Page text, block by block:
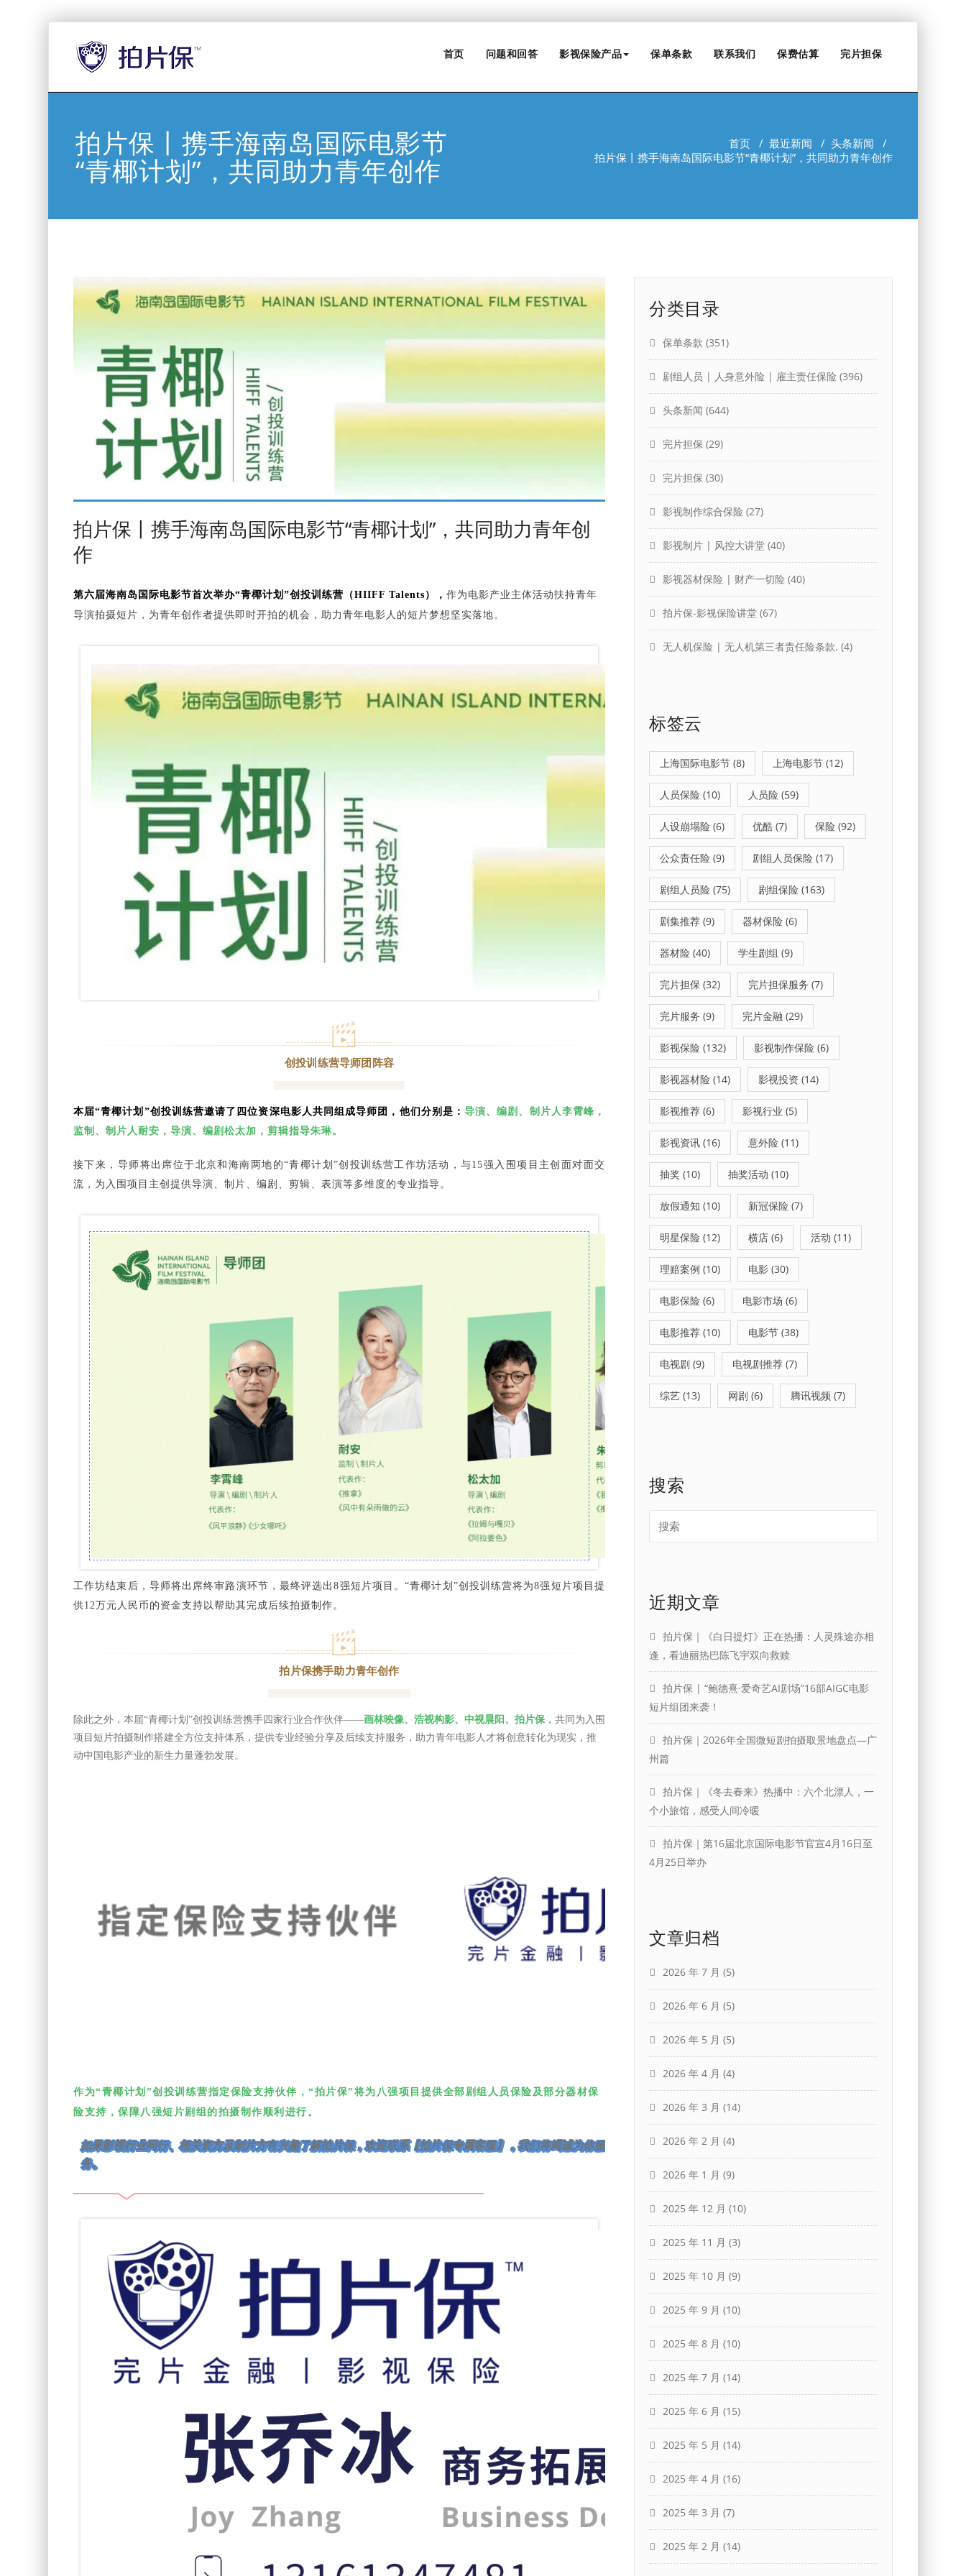
首页 问题和回答 影视保险产品 保单条款 联系我们 保费估算 完片担保
拍片保丨携手海南岛国际电影节
“青椰计划”，共同助力青年创作
首页 / 最近新闻 / 头条新闻 /
拍片保丨携手海南岛国际电影节“青椰计划”，共同助力青年创作
拍片保丨携手海南岛国际电影节“青椰计划”，共同助力青年创
作
第六届海南岛国际电影节首次举办“青椰计划”创投训练营（HIIFF Talents）， 作为电影产业主体活动扶持青年
导演拍摄短片，为青年创作者提供即时开拍的机会，助力青年电影人的短片梦想坚实落地。
创投训练营导师团阵容
本届“青椰计划”创投训练营邀请了四位资深电影人共同组成导师团，他们分别是：导演、编剧、制片人李霄峰，
监制、制片人耐安，导演、编剧松太加，剪辑指导朱琳。
接下来，导师将出席位于北京和海南两地的“青椰计划”创投训练营工作坊活动，与15强入围项目主创面对面交
流，为入围项目主创提供导演、制片、编剧、剪辑、表演等多维度的专业指导。
工作坊结束后，导师将出席终审路演环节，最终评选出8强短片项目。“青椰计划”创投训练营将为8强短片项目提
供12万元人民币的资金支持以帮助其完成后续拍摄制作。
拍片保携手助力青年创作
除此之外，本届“青椰计划”创投训练营携手四家行业合作伙伴——画林映像、浩视构影、中视晨阳、拍片保 ，共同为入围
项目短片拍摄制作搭建全方位支持体系，提供专业经验分享及后续支持服务，助力青年电影人才将创意转化为现实，推
动中国电影产业的新生力量蓬勃发展。
作为“青椰计划”创投训练营指定保险支持伙伴，“拍片保”将为八强项目提供全部剧组人员保险及部分器材保
险支持，保障八强短片剧组的拍摄制作顺利进行。
如果影视行业同行、相关资方及制片方有兴趣了解拍片保，欢迎联系【拍片保专属客服】，我们将竭诚为你服
务。
分类目录
保单条款 (351)
剧组人员 | 人身意外险 | 雇主责任保险 (396)
头条新闻 (644)
完片担保 (29)
完片担保 (30)
影视制作综合保险 (27)
影视制片 | 风控大讲堂 (40)
影视器材保险 | 财产一切险 (40)
拍片保-影视保险讲堂 (67)
无人机保险 | 无人机第三者责任险条款. (4)
标签云
上海国际电影节 (8) 上海电影节 (12)
人员保险 (10) 人员险 (59)
人设崩塌险 (6) 优酷 (7) 保险 (92)
公众责任险 (9) 剧组人员保险 (17)
剧组人员险 (75) 剧组保险 (163)
剧集推荐 (9) 器材保险 (6)
器材险 (40) 学生剧组 (9)
完片担保 (32) 完片担保服务 (7)
完片服务 (9) 完片金融 (29)
影视保险 (132) 影视制作保险 (6)
影视器材险 (14) 影视投资 (14)
影视推荐 (6) 影视行业 (5)
影视资讯 (16) 意外险 (11)
抽奖 (10) 抽奖活动 (10)
放假通知 (10) 新冠保险 (7)
明星保险 (12) 横店 (6) 活动 (11)
理赔案例 (10) 电影 (30)
电影保险 (6) 电影市场 (6)
电影推荐 (10) 电影节 (38)
电视剧 (9) 电视剧推荐 (7)
综艺 (13) 网剧 (6) 腾讯视频 (7)
搜索
近期文章
拍片保｜《白日提灯》正在热播：人灵殊途亦相
逢，看迪丽热巴陈飞宇双向救赎
拍片保 | “鲍德熹·爱奇艺AI剧场”16部AIGC电影
短片组团来袭！
拍片保｜2026年全国微短剧拍摄取景地盘点—广
州篇
拍片保｜《冬去春来》热播中：六个北漂人，一
个小旅馆，感受人间冷暖
拍片保｜第16届北京国际电影节官宣4月16日至
4月25日举办
文章归档
2026 年 7 月 (5)
2026 年 6 月 (5)
2026 年 5 月 (5)
2026 年 4 月 (4)
2026 年 3 月 (14)
2026 年 2 月 (4)
2026 年 1 月 (9)
2025 年 12 月 (10)
2025 年 11 月 (3)
2025 年 10 月 (9)
2025 年 9 月 (10)
2025 年 8 月 (10)
2025 年 7 月 (14)
2025 年 6 月 (15)
2025 年 5 月 (14)
2025 年 4 月 (16)
2025 年 3 月 (7)
2025 年 2 月 (14)